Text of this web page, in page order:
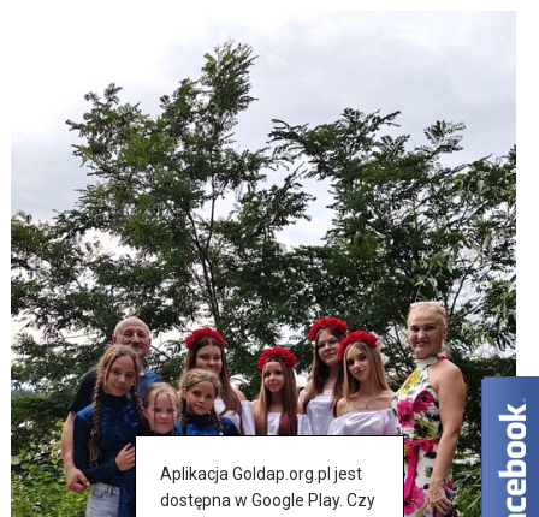
Aplikacja Goldap.org.pl jest
dostępna w Google Play. Czy